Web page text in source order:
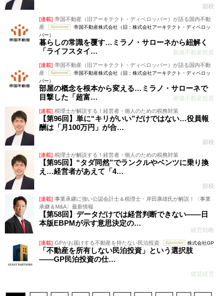
節税
[連載] 帝国不動産（旧アーキテクト・ディベロッパー）が語る国内不動
産
帝国不動産株式会社（旧：株式会社アーキテクト・ディベロッ
パー）
暮らしの常識を覆す…ミラノ・サローネから紐解く
「ライフスタイ…
新築不動産投資
[連載] 帝国不動産（旧アーキテクト・ディベロッパー）が語る国内不動
産
帝国不動産株式会社（旧：株式会社アーキテクト・ディベロッ
パー）
部屋の概念を根本から変える…ミラノ・サローネで
目撃した「超富…
新築不動産投資
[連載] 税理士が解説する！経営者・個人のための税務対策
【第96回】単に“キリがいい”だけではない…役員報
酬は「月100万円」が合…
節税
[連載] 税理士が解説する！経営者・個人のための税務対策
【第95回】“タダ同然”でランクルやベンツに乗り換
え…経営者があえて「4…
節税
[連載] 事業承継に強い公認会計士＆税理士・岸田康雄氏が解説！〈事業
承継＆M&A〉最新情報
【第58回】データだけでは経営判断できない――日
本版EBPMが示す意思決定の…
経営戦略
[連載] GPがお届けする不動産を持たない民泊投資 株式会社GP
「不動産を所有しない民泊投資」という選択肢
――GP民泊投資の仕…
賃貸経営